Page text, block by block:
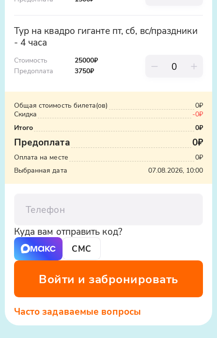
Трансфер от организатора возможен при
даты. Если вы бронируете в день выезда
- добраться до базы нужно будет
самостоятельно.
Будьте готовы к тому, что нужно будет
предоставить данные паспортов всех
пассажиров, планирующих экскурсию на
квадроцикле.
Тур на квадро гиганте пт, сб, вс/праздники
- 4 часа
Стоимость
Предоплата
25000₽
3750₽
Общая стоимость билета(ов)
0₽
Скидка
-0₽
Итого
0₽
Предоплата 0₽
Оплата на месте
0₽
Выбранная дата
07.08.2026, 10:00
Куда вам отправить код?
СМС
Войти и забронировать
Часто задаваемые вопросы